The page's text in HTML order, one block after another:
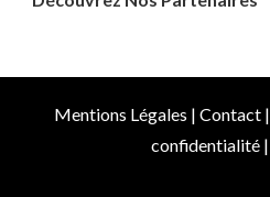
Mentions Légales | Contact|
confidentialité |